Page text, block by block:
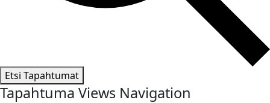
Etsi Tapahtumat
Tapahtuma Views Navigation